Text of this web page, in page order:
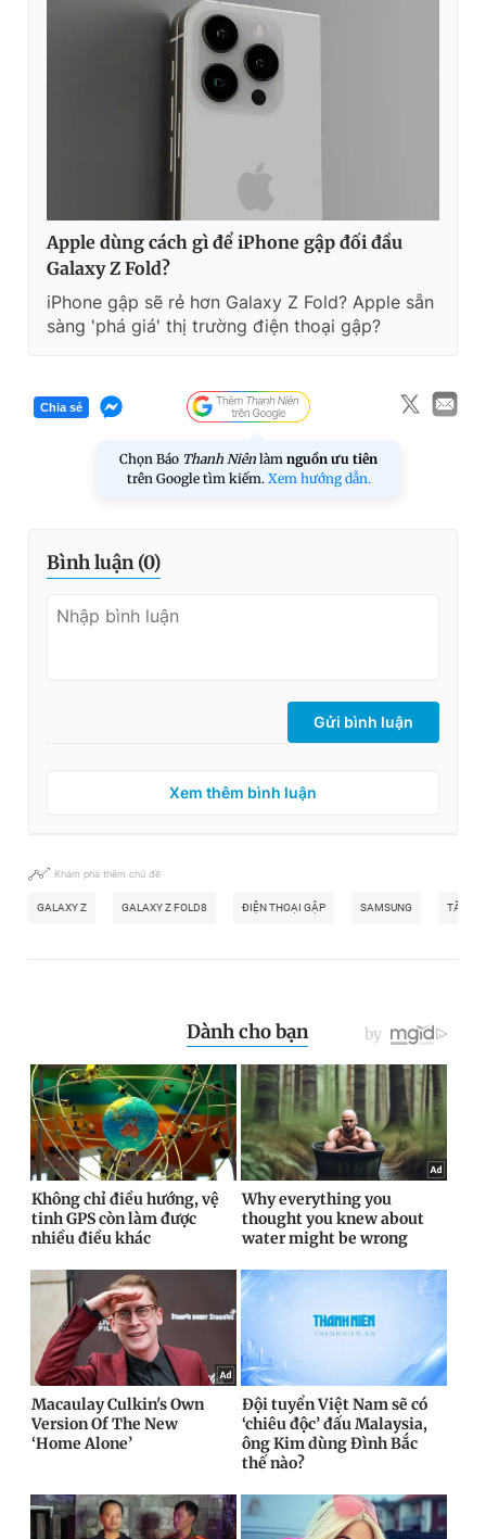
Apple dùng cách gì để iPhone gập đối đầu
Galaxy Z Fold?
iPhone gập sẽ rẻ hơn Galaxy Z Fold? Apple sẵn
sàng 'phá giá' thị trường điện thoại gập?
Chia sẻ
Chọn Báo Thanh Niên làm nguồn ưu tiên
trên Google tìm kiếm. Xem hướng dẫn.
Bình luận (0)
Gửi bình luận
Xem thêm bình luận
Khám phá thêm chủ đề
GALAXY Z GALAXY Z FOLD8 ĐIỆN THOẠI GẬP SAMSUNG TĂNG